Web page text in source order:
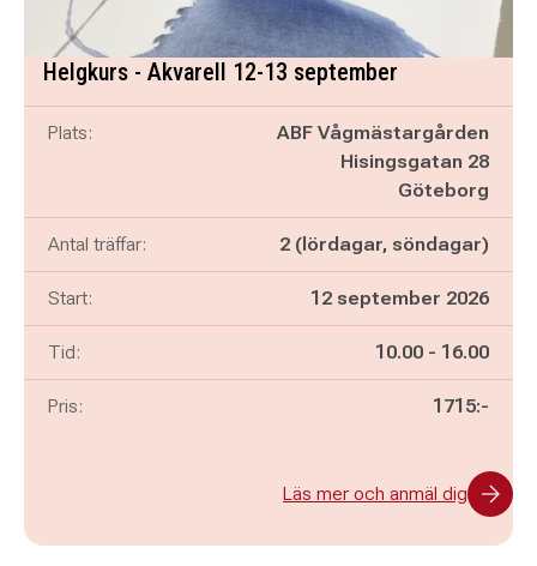
Helgkurs - Akvarell 12-13 september
Plats:
ABF Vågmästargården
Hisingsgatan 28
Göteborg
Antal träffar: 2 (lördagar, söndagar)
Start: 12 september 2026
Tid: Pågår mellan
10.00 - och
16.00
Pris: 1715:-
Läs mer och anmäl dig